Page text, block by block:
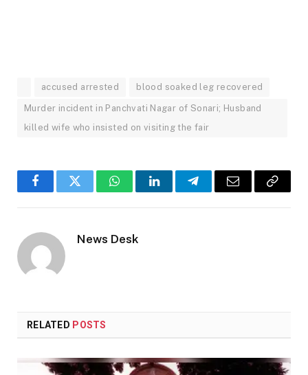
accused arrested blood soaked leg recovered
Murder incident in Panchvati Nagar of Sonari; Husband
killed wife who insisted on visiting the fair
FacebookTwitter WhatsAppLinkedInTelegramEmail
Copy
News Desk
RELATED POSTS